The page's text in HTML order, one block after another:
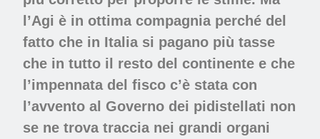
l’Agi è in ottima compagnia perché del
fatto che in Italia si pagano più tasse
che in tutto il resto del continente e che
l’impennata del fisco c’è stata con
l’avvento al Governo dei pidistellati non
se ne trova traccia nei grandi organi